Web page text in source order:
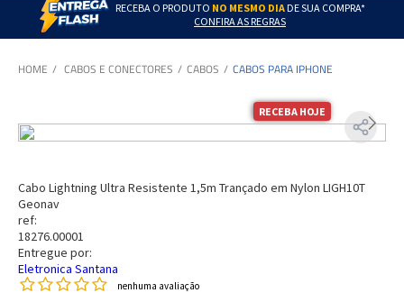
RECEBA O PRODUTO NO MESMO DIADE SUA COMPRA*
CONFIRA AS REGRAS
CABOS E CONECTORES CABOS CABOS PARA IPHONE
RECEBA HOJE
Cabo Lightning Ultra Resistente 1,5m Trançado em Nylon LIGH10T
Geonav
ref:
18276.00001
Entregue por:
Eletronica Santana
nenhuma avaliação